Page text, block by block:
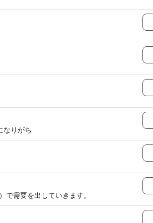
なりがち
需要を出していきます。